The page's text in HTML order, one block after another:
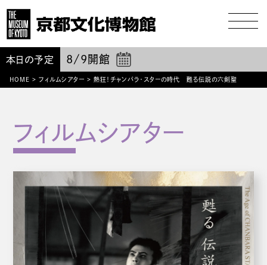
本日の予定 8/9 開館
HOME > フィルムシアター > 熱狂！チャンバラ・スターの時代 甦る伝説の六剣聖